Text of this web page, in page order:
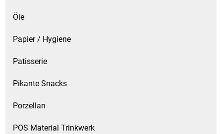
Öle
Papier / Hygiene
Patisserie
Pikante Snacks
Porzellan
POS Material Trinkwerk